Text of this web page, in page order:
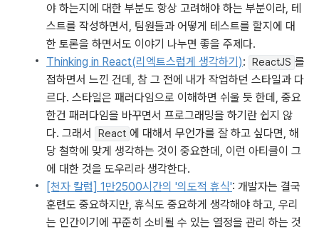
야 하는지에 대한 부분도 항상 고려해야 하는 부분이라, 테
스트를 작성하면서, 팀원들과 어떻게 테스트를 할지에 대
한 토론을 하면서도 이야기 나누면 좋을 주제다.
Thinking in React(리엑트스럽게 생각하기): ReactJS 를
접하면서 느낀 건데, 참 그 전에 내가 작업하던 스타일과 다
르다. 스타일은 패러다임으로 이해하면 쉬울 듯 한데, 중요
한건 패러다임을 바꾸면서 프로그래밍을 하기란 쉽지 않
다. 그래서
React 에 대해서 무언가를 잘 하고 싶다면, 해
당 철학에 맞게 생각하는 것이 중요한데, 이런 아티클이 그
에 대한 것을 도우리라 생각한다.
[천자 칼럼] 1만2500시간의 '의도적 휴식': 개발자는 결국
훈련도 중요하지만, 휴식도 중요하게 생각해야 하고, 우리
는 인간이기에 꾸준히 소비될 수 있는 열정을 관리 하는 것